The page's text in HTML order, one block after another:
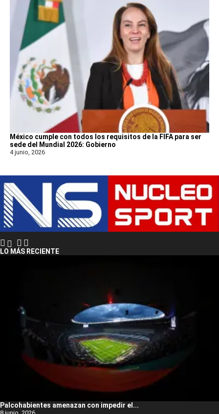
México cumple con todos los requisitos de la FIFA para ser
sede del Mundial 2026: Gobierno
4 junio, 2026
LO MÁS RECIENTE
Palcohabientes amenazan con impedir el...